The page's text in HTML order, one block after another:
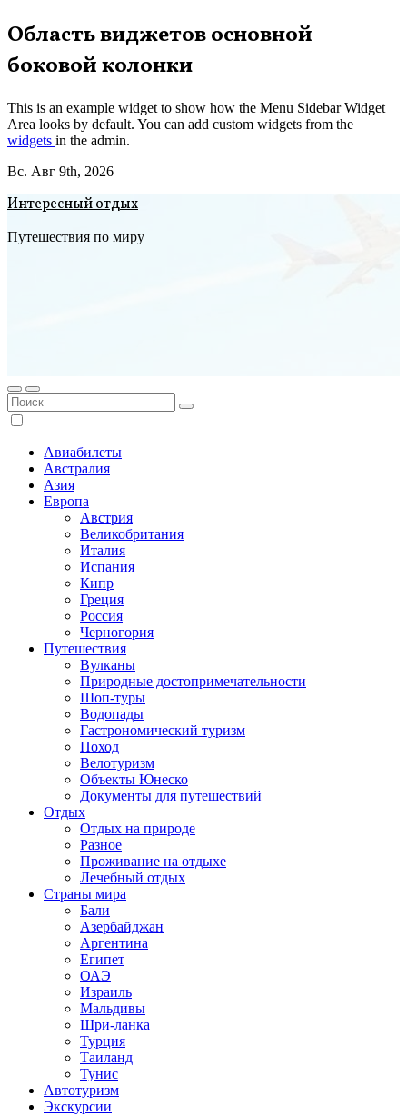
Перейти
к
содержимому
Область виджетов основной
боковой колонки
This is an example widget to show how the Menu Sidebar Widget
Area looks by default. You can add custom widgets from the
widgets in the admin.
Вс. Авг 9th, 2026
Интересный отдых
Путешествия по миру
Авиабилеты
Австралия
Азия
Европа
Австрия
Великобритания
Италия
Испания
Кипр
Греция
Россия
Черногория
Путешествия
Вулканы
Природные достопримечательности
Шоп-туры
Водопады
Гастрономический туризм
Поход
Велотуризм
Объекты Юнеско
Документы для путешествий
Отдых
Отдых на природе
Разное
Проживание на отдыхе
Лечебный отдых
Страны мира
Бали
Азербайджан
Аргентина
Египет
ОАЭ
Израиль
Мальдивы
Шри-ланка
Турция
Таиланд
Тунис
Автотуризм
Экскурсии